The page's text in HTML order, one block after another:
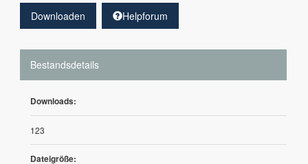
Downloaden Helpforum
Bestandsdetails
Downloads:
123
Dateigröße: